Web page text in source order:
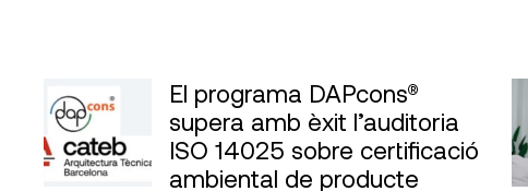
El programa DAPcons®
supera amb èxit l’auditoria
ISO 14025 sobre certificació
ambiental de producte